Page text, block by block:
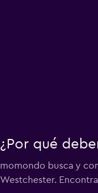
¿Por qué
momondo busca y
Westchester.